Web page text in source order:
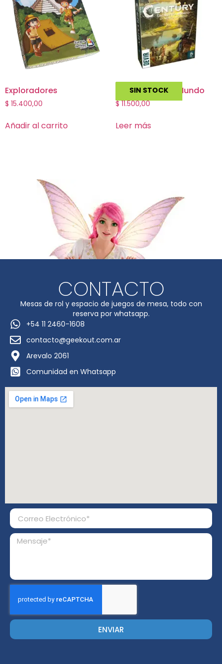
Exploradores
$ 15.400,00
Añadir al carrito
SIN STOCK
Century Nuevo Mundo
$11.500,00
Leer más
CONTACTO
Mesas de rol y espacio de juegos de mesa, todo con
reserva por whatsapp.
+54 11 2460-1608
contacto@geekout.com.ar
Arevalo 2061
Comunidad en Whatsapp
ENVIAR